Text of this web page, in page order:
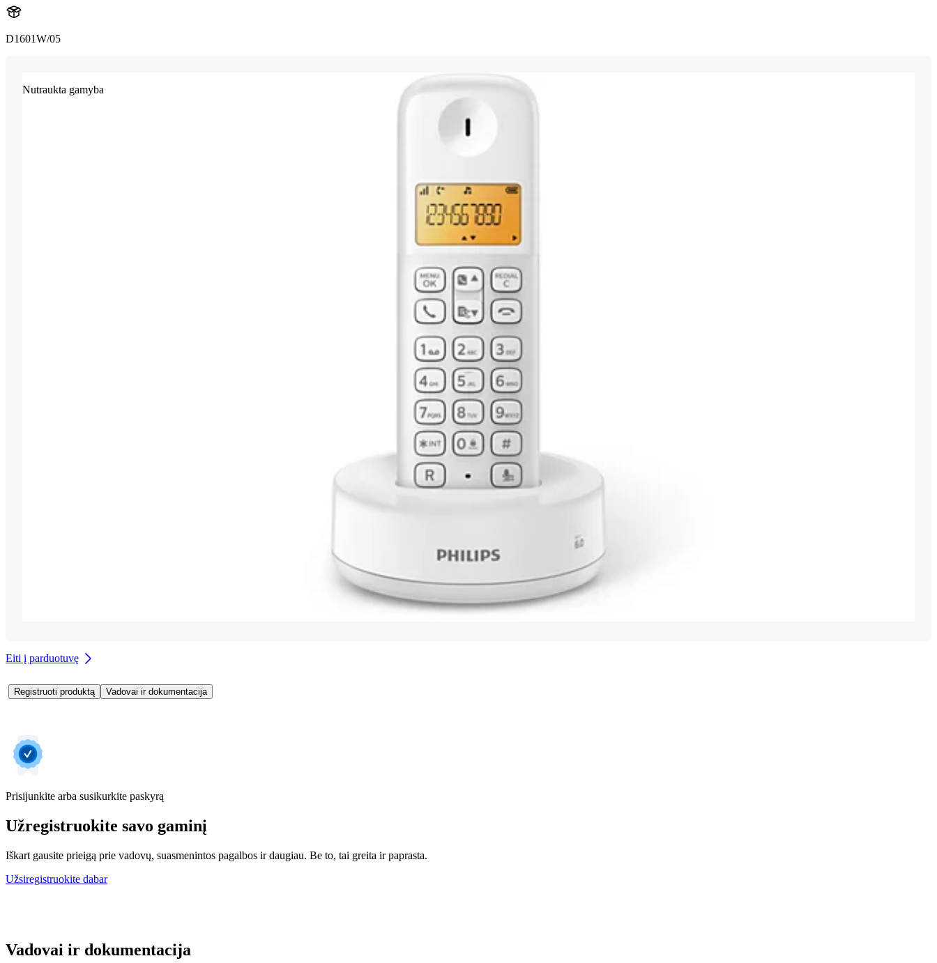
D1601W/05
Nutraukta gamyba
Eiti į parduotuvę
Registruoti produktą Vadovai ir dokumentacija
Prisijunkite arba susikurkite paskyrą
Užregistruokite savo gaminį
Iškart gausite prieigą prie vadovų, suasmenintos pagalbos ir daugiau. Be to, tai greita ir paprasta.
Užsiregistruokite dabar
Vadovai ir dokumentacija